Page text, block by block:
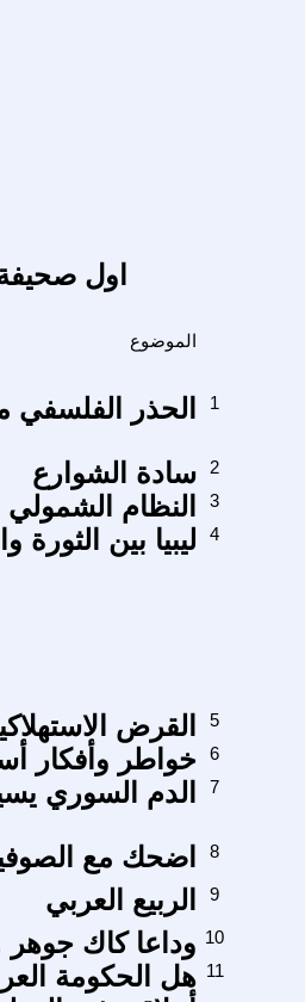
اول
الموضوع
الحذر 1
سادة الشوارع
2
النظام
3
ليبيا بين الثورة 4
القرض
5
خواطر وأفكار
6
الدم السوري 7
اضحك مع 8
الربيع العربي 9
وداعا كاك جوهر 10
هل الحكومة 11